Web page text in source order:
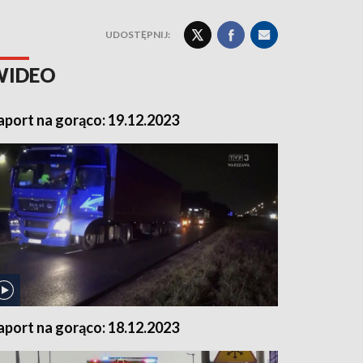
UDOSTĘPNIJ:
na gorąco: 19.12.2023
na gorąco: 18.12.2023